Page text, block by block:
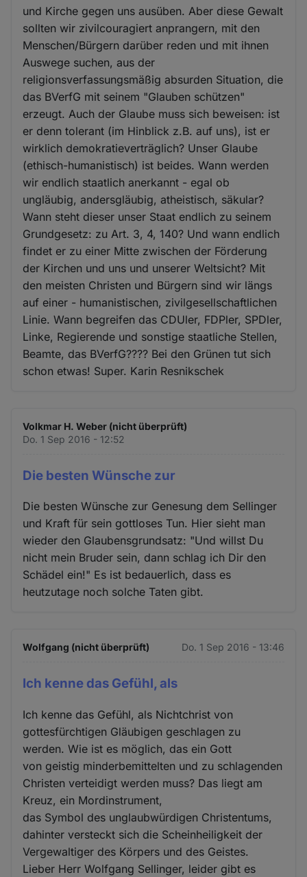
und Kirche gegen uns ausüben. Aber diese Gewalt
sollten wir zivilcouragiert anprangern, mit den
Menschen/Bürgern darüber reden und mit ihnen
Auswege suchen, aus der
religionsverfassungsmäßig absurden Situation, die
das BVerfG mit seinem "Glauben schützen"
erzeugt. Auch der Glaube muss sich beweisen: ist
er denn tolerant (im Hinblick z.B. auf uns), ist er
wirklich demokratieverträglich? Unser Glaube
(ethisch-humanistisch) ist beides. Wann werden
wir endlich staatlich anerkannt - egal ob
ungläubig, andersgläubig, atheistisch, säkular?
Wann steht dieser unser Staat endlich zu seinem
Grundgesetz: zu Art. 3, 4, 140? Und wann endlich
findet er zu einer Mitte zwischen der Förderung
der Kirchen und uns und unserer Weltsicht? Mit
den meisten Christen und Bürgern sind wir längs
auf einer - humanistischen, zivilgesellschaftlichen
Linie. Wann begreifen das CDUler, FDPler, SPDler,
Linke, Regierende und sonstige staatliche Stellen,
Beamte, das BVerfG???? Bei den Grünen tut sich
schon etwas! Super. Karin Resnikschek
Volkmar H. Weber (nicht überprüft)
Do. 1 Sep 2016 - 12:52
Die besten Wünsche zur
Die besten Wünsche zur Genesung dem Sellinger
und Kraft für sein gottloses Tun. Hier sieht man
wieder den Glaubensgrundsatz: "Und willst Du
nicht mein Bruder sein, dann schlag ich Dir den
Schädel ein!" Es ist bedauerlich, dass es
heutzutage noch solche Taten gibt.
Wolfgang (nicht überprüft) Do. 1 Sep 2016 - 13:46
Ich kenne das Gefühl, als
Ich kenne das Gefühl, als Nichtchrist von
gottesfürchtigen Gläubigen geschlagen zu
werden. Wie ist es möglich, das ein Gott
von geistig minderbemittelten und zu schlagenden
Christen verteidigt werden muss? Das liegt am
Kreuz, ein Mordinstrument,
das Symbol des unglaubwürdigen Christentums,
dahinter versteckt sich die Scheinheiligkeit der
Vergewaltiger des Körpers und des Geistes.
Lieber Herr Wolfgang Sellinger, leider gibt es